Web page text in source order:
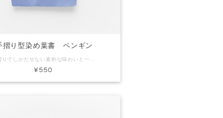
摺り型染め葉書 ペンギン
¥550